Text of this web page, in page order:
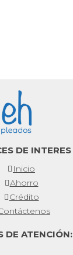
DE INTERES
Inicio
Ahorro
Crédito
DE ATENCIÓN: